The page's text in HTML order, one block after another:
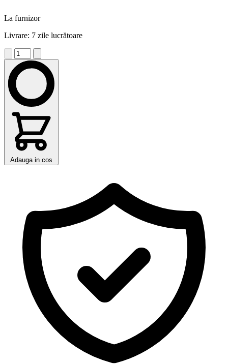
La furnizor
Livrare: 7 zile lucrătoare
Adauga in cos